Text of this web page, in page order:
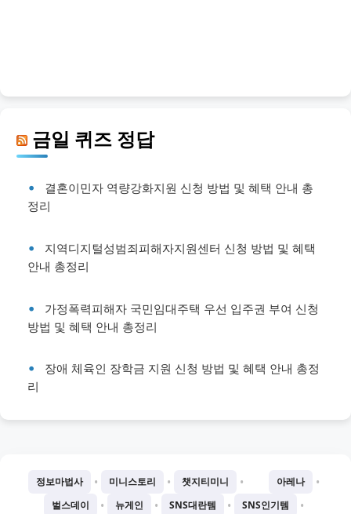
금일 퀴즈 정답
결혼이민자 역량강화지원 신청 방법 및 혜택 안내 총
정리
지역디지털성범죄피해자지원센터 신청 방법 및 혜택
안내 총정리
가정폭력피해자 국민임대주택 우선 입주권 부여 신청
방법 및 혜택 안내 총정리
장애 체육인 장학금 지원 신청 방법 및 혜택 안내 총정
리
정보마법사 • 미니스토리 • 챗지티미니 • 아레나 •
벌스데이 • 뉴게인 • SNS대란템 • SNS인기템 •